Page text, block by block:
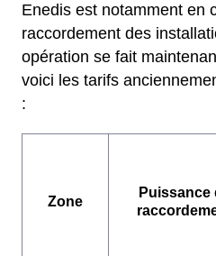
Enedis est notamment en
raccordement des
opération se fait
voici les tarifs
:
Zone
Puissance